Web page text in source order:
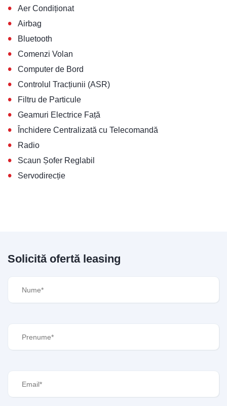
• Aer Condiționat
• Airbag
• Bluetooth
• Comenzi Volan
• Computer de Bord
• Controlul Tracțiunii (ASR)
• Filtru de Particule
• Geamuri Electrice Față
• Închidere Centralizată cu Telecomandă
• Radio
• Scaun Șofer Reglabil
• Servodirecție
Solicită ofertă leasing